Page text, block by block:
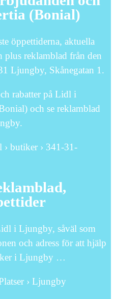
(Bonial)
öppettiderna, aktuella
plus reklamblad från den
Ljungby, Skånegatan 1.
rabatter på Lidl i
och se reklamblad
› butiker › 341-31-
i Ljungby, såväl som
och adress för att hjälp
i Ljungby …
› Ljungby